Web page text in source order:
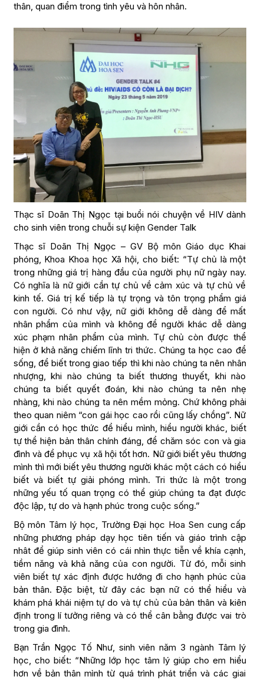
thân, quan điểm trong tình yêu và hôn nhân.
Thạc sĩ Doãn Thị Ngọc tại buổi nói chuyện về HIV dành
cho sinh viên trong chuỗi sự kiện Gender Talk
Thạc sĩ Doãn Thị Ngọc – GV Bộ môn Giáo dục Khai
phóng, Khoa Khoa học Xã hội, cho biết: “Tự chủ là một
trong những giá trị hàng đầu của người phụ nữ ngày nay.
Có nghĩa là nữ giới cần tự chủ về cảm xúc và tự chủ về
kinh tế. Giá trị kế tiếp là tự trọng và tôn trọng phẩm giá
con người. Có như vậy, nữ giới không dễ dàng để mất
nhân phẩm của mình và không để người khác dễ dàng
xúc phạm nhân phẩm của mình. Tự chủ còn được thể
hiện ở khả năng chiếm lĩnh tri thức. Chúng ta học cao để
sống, để biết trong giao tiếp thì khi nào chúng ta nên nhân
nhượng, khi nào chúng ta biết thương thuyết, khi nào
chúng ta biết quyết đoán, khi nào chúng ta nên nhẹ
nhàng, khi nào chúng ta nên mềm mỏng. Chứ không phải
theo quan niêm “con gái học cao rồi cũng lấy chồng”. Nữ
giới cần có học thức để hiểu mình, hiểu người khác, biết
tự thể hiện bản thân chính đáng, để chăm sóc con và gia
đình và để phục vụ xã hội tốt hơn. Nữ giới biết yêu thương
mình thì mới biết yêu thương người khác một cách có hiểu
biết và biết tự giải phóng mình. Tri thức là một trong
những yếu tố quan trọng có thể giúp chúng ta đạt được
độc lập, tự do và hạnh phúc trong cuộc sống.”
Bộ môn Tâm lý học, Trường Đại học Hoa Sen cung cấp
những phương pháp dạy học tiên tiến và giáo trình cập
nhât để giúp sinh viên có cái nhìn thực tiễn về khía cạnh,
tiềm năng và khả năng của con người. Từ đó, mỗi sinh
viên biết tự xác định được hướng đi cho hạnh phúc của
bản thân. Đặc biệt, từ đây các bạn nữ có thể hiểu và
khám phá khái niệm tự do và tự chủ của bản thân và kiên
định trong lí tưởng riêng và có thể cân bằng được vai trò
trong gia đình.
Bạn Trần Ngọc Tố Như, sinh viên năm 3 ngành Tâm lý
học, cho biết: “Những lớp học tâm lý giúp cho em hiểu
hơn về bản thân mình từ quá trình phát triển và các giai